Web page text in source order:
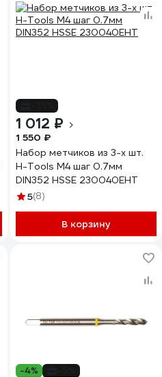
1 012 ₽
1 550 ₽
Набор метчиков из 3-х шт.
H-Tools М4 шаг 0.7мм
DIN352 HSSE 230040EHT
5(8)
В корзину
-4%